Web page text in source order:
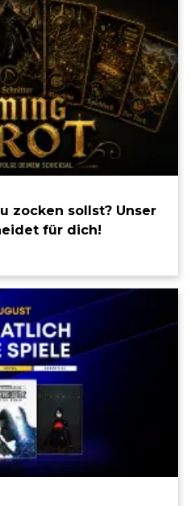
zocken sollst? Unser
für dich!